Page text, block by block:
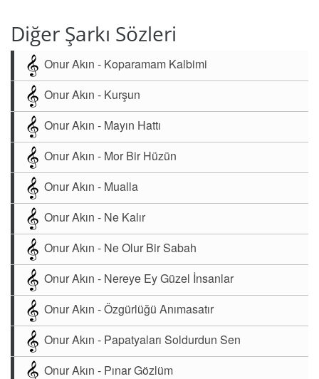
Diğer Şarkı Sözleri
Onur Akın - Koparamam Kalbimi
Onur Akın - Kurşun
Onur Akın - Mayın Hattı
Onur Akın - Mor Bir Hüzün
Onur Akın - Mualla
Onur Akın - Ne Kalır
Onur Akın - Ne Olur Bir Sabah
Onur Akın - Nereye Ey Güzel İnsanlar
Onur Akın - Özgürlüğü Anımasatır
Onur Akın - Papatyaları Soldurdun Sen
Onur Akın - Pınar Gözlüm